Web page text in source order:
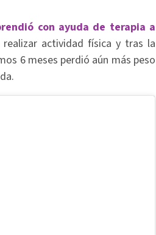
con ayuda de terapia a
actividad física y tras la
6 meses perdió aún más peso